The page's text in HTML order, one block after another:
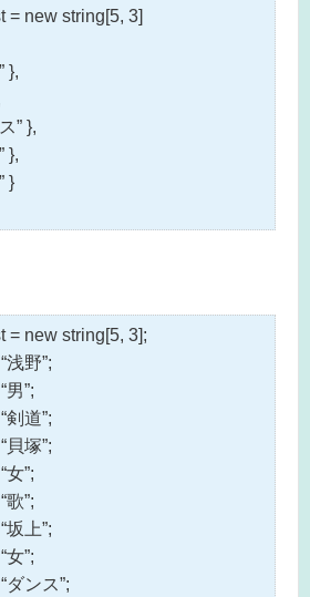
= new string[5, 3]
},
” },
},
}
= new string[5, 3];
浅野”;
”;
剣道”;
貝塚”;
”;
”;
坂上”;
”;
ダンス”;